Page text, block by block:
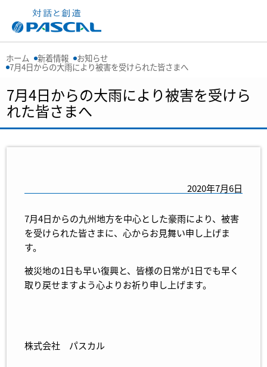
ホーム 新着情報 お知らせ
7月4日からの大雨により被害を受けられた皆さまへ
7月4日からの大雨により被害を受けら
れた皆さまへ
2020年7月6日
7月4日からの九州地方を中心とした豪雨により、被害
を受けられた皆さまに、心からお見舞い申し上げま
す。
被災地の1日も早い復興と、皆様の日常が1日でも早く
取り戻せますよう心よりお祈り申し上げます。
株式会社 パスカル